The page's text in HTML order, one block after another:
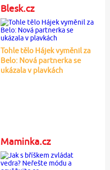
Blesk.cz
Tohle tělo Hájek vyměnil za
Belo: Nová partnerka se
ukázala v plavkách
Maminka.cz